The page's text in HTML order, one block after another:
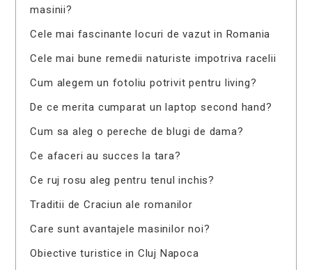
masinii?
Cele mai fascinante locuri de vazut in Romania
Cele mai bune remedii naturiste impotriva racelii
Cum alegem un fotoliu potrivit pentru living?
De ce merita cumparat un laptop second hand?
Cum sa aleg o pereche de blugi de dama?
Ce afaceri au succes la tara?
Ce ruj rosu aleg pentru tenul inchis?
Traditii de Craciun ale romanilor
Care sunt avantajele masinilor noi?
Obiective turistice in Cluj Napoca